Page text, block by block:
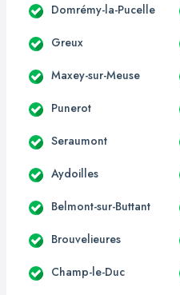
Domrémy-la-Pucelle
Greux
Maxey-sur-Meuse
Punerot
Seraumont
Aydoilles
Belmont-sur-Buttant
Brouvelieures
Champ-le-Duc